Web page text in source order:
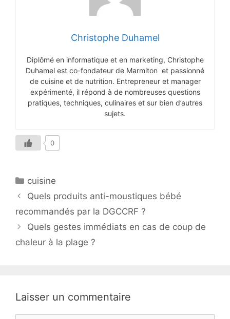
Christophe Duhamel
Diplômé en informatique et en marketing, Christophe
Duhamel est co-fondateur de Marmiton et passionné
de cuisine et de nutrition. Entrepreneur et manager
expérimenté, il répond à de nombreuses questions
pratiques, techniques, culinaires et sur bien d’autres
sujets.
0
Catégories
cuisine
Quels produits anti-moustiques bébé
recommandés par la DGCCRF ?
Quels gestes immédiats en cas de coup de
chaleur à la plage ?
Laisser un commentaire